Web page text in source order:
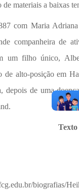
de materiais a baixas
com Maria Adriana
companheira de
um filho único,
alto-posição em
depois de uma
biografias/